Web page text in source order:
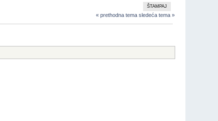
ŠTAMPAJ
« prethodna tema sledeća tema »